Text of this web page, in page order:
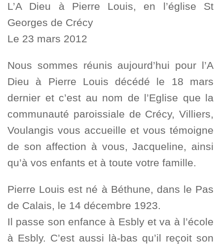
L’A Dieu à Pierre Louis, en l’église St
Georges de Crécy
Le 23 mars 2012
Nous sommes réunis aujourd’hui pour l’A
Dieu à Pierre Louis décédé le 18 mars
dernier et c’est au nom de l’Eglise que la
communauté paroissiale de Crécy, Villiers,
Voulangis vous accueille et vous témoigne
de son affection à vous, Jacqueline, ainsi
qu’à vos enfants et à toute votre famille.
Pierre Louis est né à Béthune, dans le Pas
de Calais, le 14 décembre 1923.
Il passe son enfance à Esbly et va à l’école
à Esbly. C’est aussi là-bas qu’il reçoit son